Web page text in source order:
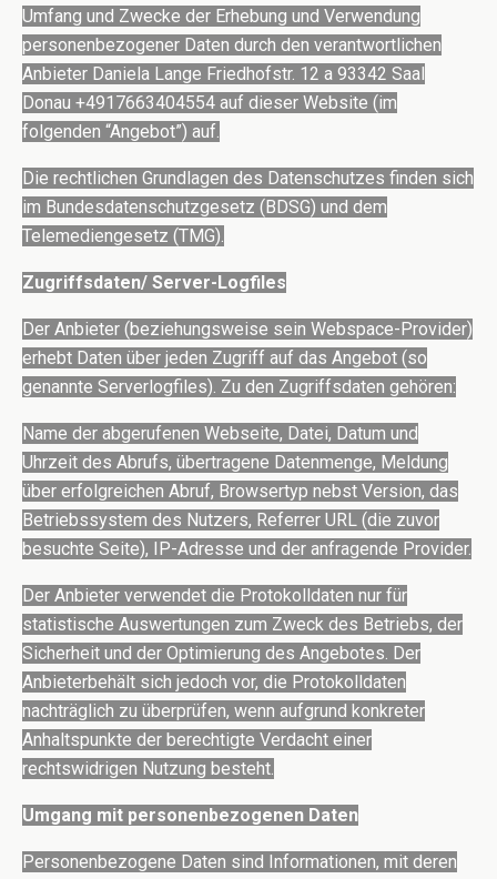
Umfang und Zwecke der Erhebung und Verwendung
personenbezogener Daten durch den verantwortlichen
Anbieter Daniela Lange Friedhofstr. 12 a 93342 Saal
Donau +4917663404554 auf dieser Website (im
folgenden “Angebot”) auf.
Die rechtlichen Grundlagen des Datenschutzes finden sich
im Bundesdatenschutzgesetz (BDSG) und dem
Telemediengesetz (TMG).
Zugriffsdaten/ Server-Logfiles
Der Anbieter (beziehungsweise sein Webspace-Provider)
erhebt Daten über jeden Zugriff auf das Angebot (so
genannte Serverlogfiles). Zu den Zugriffsdaten gehören:
Name der abgerufenen Webseite, Datei, Datum und
Uhrzeit des Abrufs, übertragene Datenmenge, Meldung
über erfolgreichen Abruf, Browsertyp nebst Version, das
Betriebssystem des Nutzers, Referrer URL (die zuvor
besuchte Seite), IP-Adresse und der anfragende Provider.
Der Anbieter verwendet die Protokolldaten nur für
statistische Auswertungen zum Zweck des Betriebs, der
Sicherheit und der Optimierung des Angebotes. Der
Anbieterbehält sich jedoch vor, die Protokolldaten
nachträglich zu überprüfen, wenn aufgrund konkreter
Anhaltspunkte der berechtigte Verdacht einer
rechtswidrigen Nutzung besteht.
Umgang mit personenbezogenen Daten
Personenbezogene Daten sind Informationen, mit deren